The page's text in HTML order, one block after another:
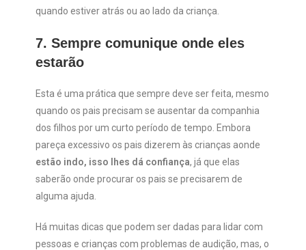
quando estiver atrás ou ao lado da criança.
7. Sempre comunique onde eles
estarão
Esta é uma prática que sempre deve ser feita, mesmo
quando os pais precisam se ausentar da companhia
dos filhos por um curto período de tempo. Embora
pareça excessivo os pais dizerem às crianças aonde
estão indo, isso lhes dá confiança, já que elas
saberão onde procurar os pais se precisarem de
alguma ajuda.
Há muitas dicas que podem ser dadas para lidar com
pessoas e crianças com problemas de audição, mas, o